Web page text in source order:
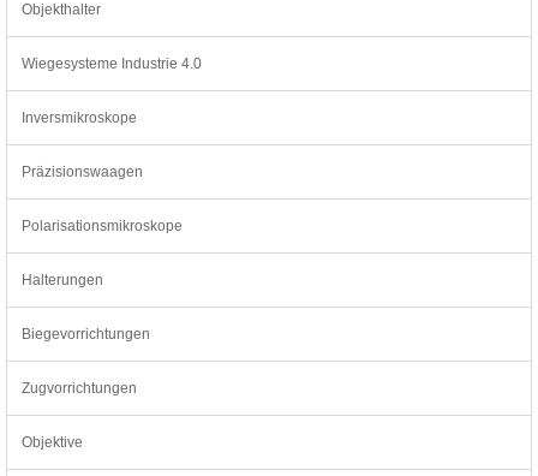
Objekthalter
Wiegesysteme Industrie 4.0
Inversmikroskope
Präzisionswaagen
Polarisationsmikroskope
Halterungen
Biegevorrichtungen
Zugvorrichtungen
Objektive